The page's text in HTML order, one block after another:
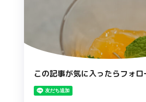
この記事が気に入ったらフォロ